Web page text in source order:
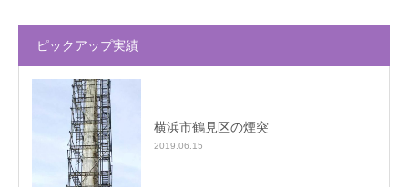
ピックアップ実績
横浜市鶴見区の煙突
2019.06.15